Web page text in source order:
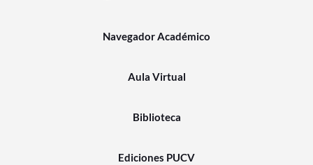
Navegador Académico
Aula Virtual
Biblioteca
Ediciones PUCV